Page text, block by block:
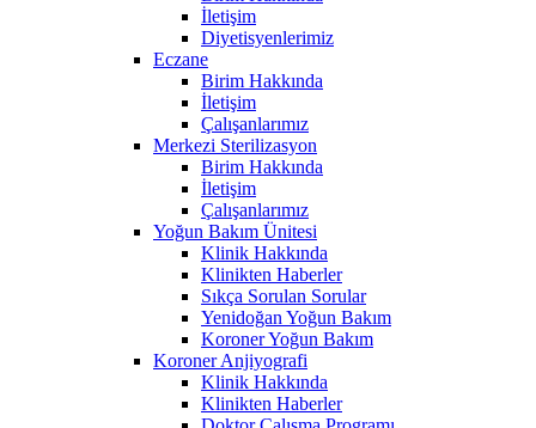
İletişim
Diyetisyenlerimiz
Eczane
Birim Hakkında
İletişim
Çalışanlarımız
Merkezi Sterilizasyon
Birim Hakkında
İletişim
Çalışanlarımız
Yoğun Bakım Ünitesi
Klinik Hakkında
Klinikten Haberler
Sıkça Sorulan Sorular
Yenidoğan Yoğun Bakım
Koroner Yoğun Bakım
Koroner Anjiyografi
Klinik Hakkında
Klinikten Haberler